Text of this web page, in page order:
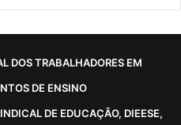
DOS TRABALHADORES EM
DE ENSINO
DE EDUCAÇÃO, DIEESE,